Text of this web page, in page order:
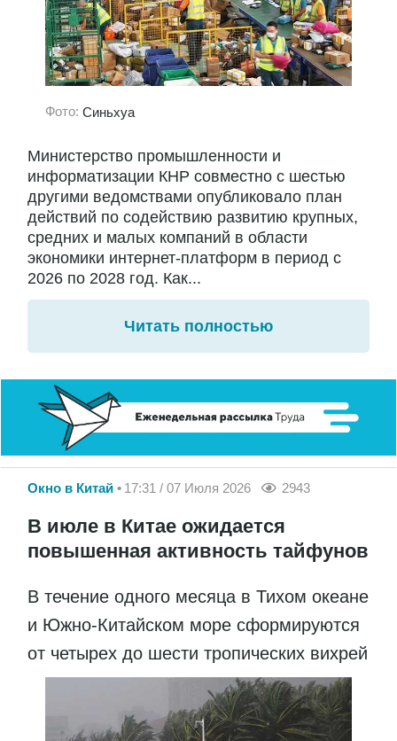
Фото: Синьхуа
Министерство промышленности и
информатизации КНР совместно с шестью
другими ведомствами опубликовало план
действий по содействию развитию крупных,
средних и малых компаний в области
экономики интернет-платформ в период с
2026 по 2028 год. Как...
Читать полностью
Окно в Китай 17:31 / 07 Июля 2026 2943
В июле в Китае ожидается
повышенная активность тайфунов
В течение одного месяца в Тихом океане
и Южно-Китайском море сформируются
от четырех до шести тропических вихрей